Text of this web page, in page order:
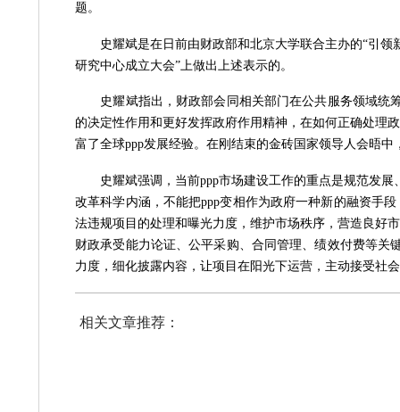
题。
史耀斌是在日前由财政部和北京大学联合主办的“引领
研究中心成立大会”上做出上述表示的。
史耀斌指出，财政部会同相关部门在公共服务领域统
的决定性作用和更好发挥政府作用精神，在如何正确处理
富了全球ppp发展经验。在刚结束的金砖国家领导人会晤
史耀斌强调，当前ppp市场建设工作的重点是规范发
改革科学内涵，不能把ppp变相作为政府一种新的融资手
法违规项目的处理和曝光力度，维护市场秩序，营造良好
财政承受能力论证、公平采购、合同管理、绩效付费等关
力度，细化披露内容，让项目在阳光下运营，主动接受社
相关文章推荐：